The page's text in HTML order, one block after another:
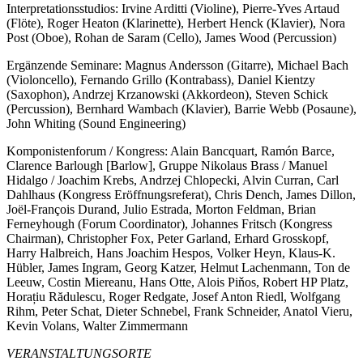
Interpretationsstudios: Irvine Arditti (Violine), Pierre-Yves Artaud
(Flöte), Roger Heaton (Klarinette), Herbert Henck (Klavier), Nora
Post (Oboe), Rohan de Saram (Cello), James Wood (Percussion)
Ergänzende Seminare: Magnus Andersson (Gitarre), Michael Bach
(Violoncello), Fernando Grillo (Kontrabass), Daniel Kientzy
(Saxophon), Andrzej Krzanowski (Akkordeon), Steven Schick
(Percussion), Bernhard Wambach (Klavier), Barrie Webb (Posaune),
John Whiting (Sound Engineering)
Komponistenforum / Kongress: Alain Bancquart, Ramón Barce,
Clarence Barlough [Barlow], Gruppe Nikolaus Brass / Manuel
Hidalgo / Joachim Krebs, Andrzej Chlopecki, Alvin Curran, Carl
Dahlhaus (Kongress Eröffnungsreferat), Chris Dench, James Dillon,
Joël-François Durand, Julio Estrada, Morton Feldman, Brian
Ferneyhough (Forum Coordinator), Johannes Fritsch (Kongress
Chairman), Christopher Fox, Peter Garland, Erhard Grosskopf,
Harry Halbreich, Hans Joachim Hespos, Volker Heyn, Klaus-K.
Hübler, James Ingram, Georg Katzer, Helmut Lachenmann, Ton de
Leeuw, Costin Miereanu, Hans Otte, Alois Piňos, Robert HP Platz,
Horațiu Rădulescu, Roger Redgate, Josef Anton Riedl, Wolfgang
Rihm, Peter Schat, Dieter Schnebel, Frank Schneider, Anatol Vieru,
Kevin Volans, Walter Zimmermann
VERANSTALTUNGSORTE